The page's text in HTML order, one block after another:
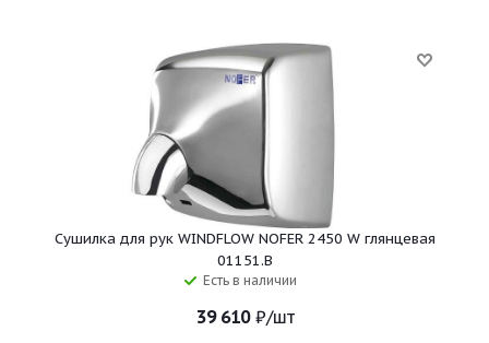
Сушилка для рук WINDFLOW NOFER 2450 W глянцевая
01151.B
Есть в наличии
39 610₽/шт